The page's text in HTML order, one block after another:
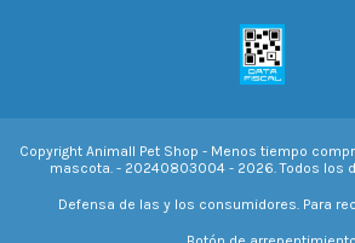
Copyright Animall Pet Shop - Menos tiempo
mascota. - 20240803004 - 2026. Todos los
Defensa de las y los consumidores. Para